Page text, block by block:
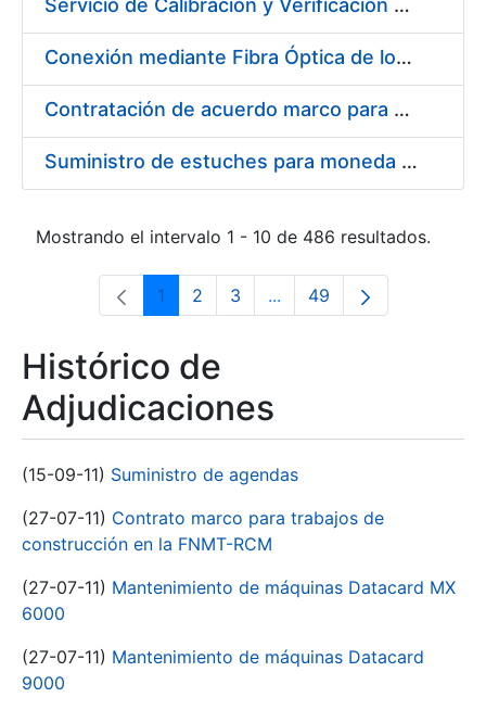
Servicio de Calibración y Verificación Externa de los Equipos de Medición del Servicio de Prevención de la FNMT-RCM
Conexión mediante Fibra Óptica de los Centros de Proceso de Datos (CPDs) de las sedes de la FNMT-RCM de Burgos y Madrid
Contratación de acuerdo marco para el Suministro de Material de Electricidad para la Fábrica Nacional de Moneda y Timbre-Real Casa de la Moneda en su centro de trabajo de Burgos
Suministro de estuches para moneda de 30 €
Mostrando el intervalo 1 - 10 de 486 resultados.
Página
1 Página
2 Página
3 ...Páginas intermedias Use
Página
49
Histórico de
Adjudicaciones
(15-09-11) Suministro de agendas
(27-07-11) Contrato marco para trabajos de
construcción en la FNMT-RCM
(27-07-11) Mantenimiento de máquinas Datacard MX
6000
(27-07-11) Mantenimiento de máquinas Datacard
9000